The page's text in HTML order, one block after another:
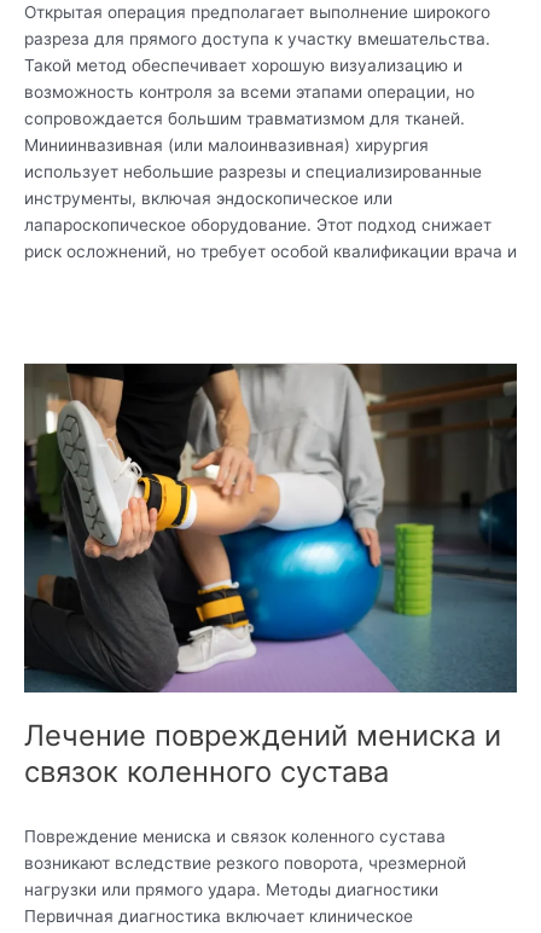
Открытая операция предполагает выполнение широкого
разреза для прямого доступа к участку вмешательства.
Такой метод обеспечивает хорошую визуализацию и
возможность контроля за всеми этапами операции, но
сопровождается большим травматизмом для тканей.
Миниинвазивная (или малоинвазивная) хирургия
использует небольшие разрезы и специализированные
инструменты, включая эндоскопическое или
лапароскопическое оборудование. Этот подход снижает
риск осложнений, но требует особой квалификации врача и
Лечение повреждений мениска и
связок коленного сустава
Повреждение мениска и связок коленного сустава
возникают вследствие резкого поворота, чрезмерной
нагрузки или прямого удара. Методы диагностики
Первичная диагностика включает клиническое
Лечение
повреждений
мениска
и
связок
коленного
сустава